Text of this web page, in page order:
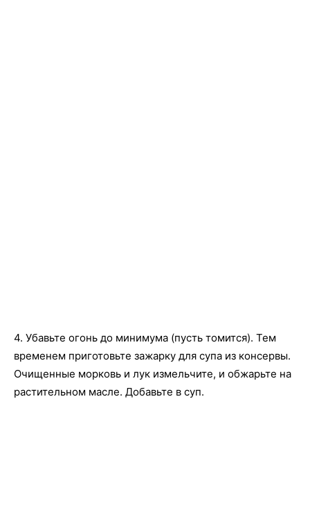
4. Убавьте огонь до минимума (пусть томится). Тем
временем приготовьте зажарку для супа из консервы.
Очищенные морковь и лук измельчите, и обжарьте на
растительном масле. Добавьте в суп.